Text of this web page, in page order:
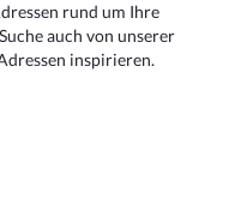
rund um Ihre
auch von unserer
inspirieren.